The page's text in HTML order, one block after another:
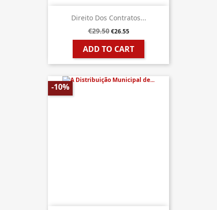
Direito Dos Contratos...
€29.50 €26.55
ADD TO CART
-10%